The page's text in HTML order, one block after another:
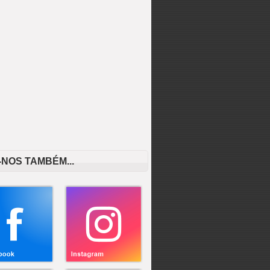
TAMBÉM...